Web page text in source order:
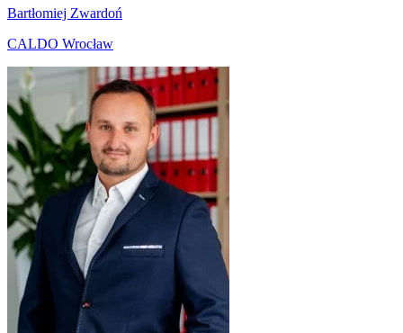
Bartłomiej Zwardoń
CALDO Wrocław